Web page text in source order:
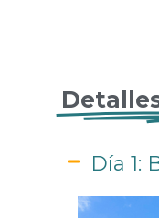
Día 1: